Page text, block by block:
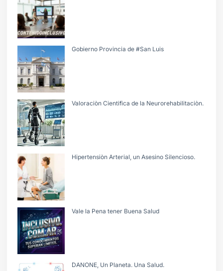
Gobierno Provincia de #San Luis
Valoraciòn Cientifica de la Neurorehabilitaciòn.
Hipertensiòn Arterial, un Asesino Silencioso.
Vale la Pena tener Buena Salud
DANONE, Un Planeta. Una Salud.